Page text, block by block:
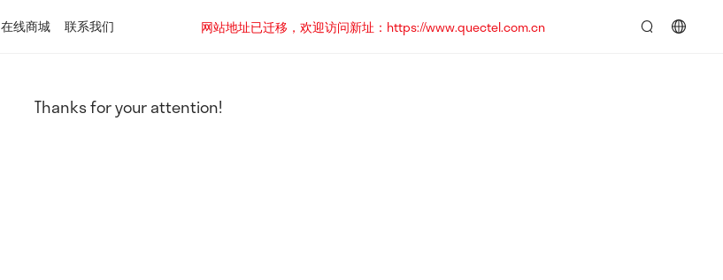
在线商城 联系我们
网站地址已迁移，欢迎访问新址：https://www.quectel.com.cn
Thanks for your attention!